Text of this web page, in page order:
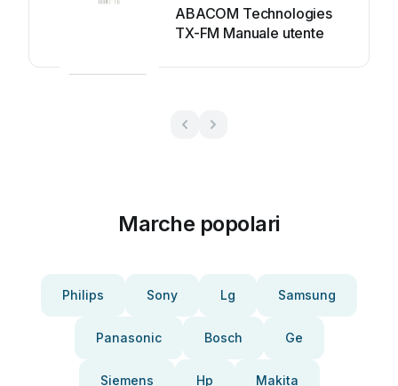
ABACOM Technologies
TX-FM Manuale utente
Marche popolari
Philips Sony Lg Samsung
Panasonic Bosch Ge
Siemens Hp Makita